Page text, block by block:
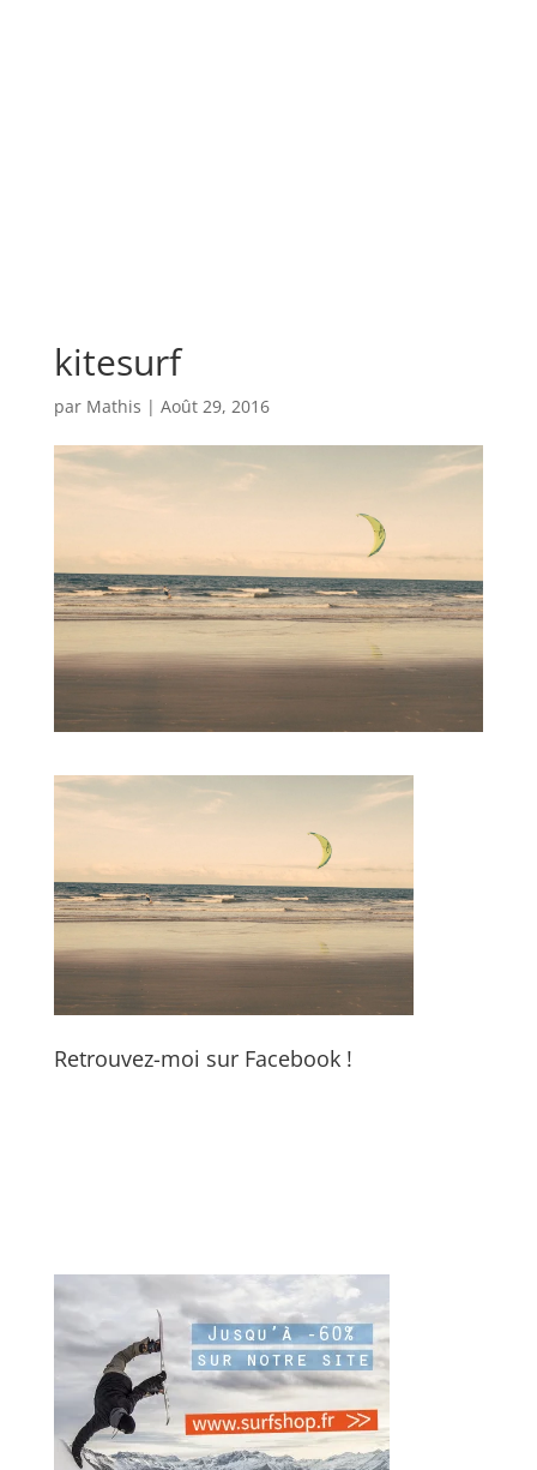
kitesurf
par Mathis | Août 29, 2016
Retrouvez-moi sur Facebook !